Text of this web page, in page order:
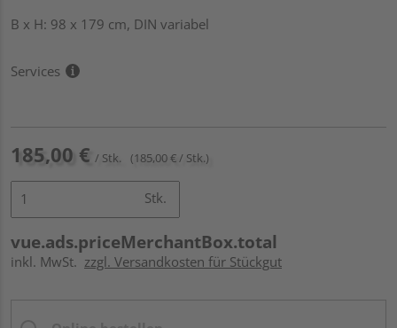
B x H: 98 x 179 cm, DIN variabel
Services
185,00 € / Stk. (185,00 € / Stk.)
Stk.
vue.ads.priceMerchantBox.total
inkl. MwSt. zzgl. Versandkosten für Stückgut